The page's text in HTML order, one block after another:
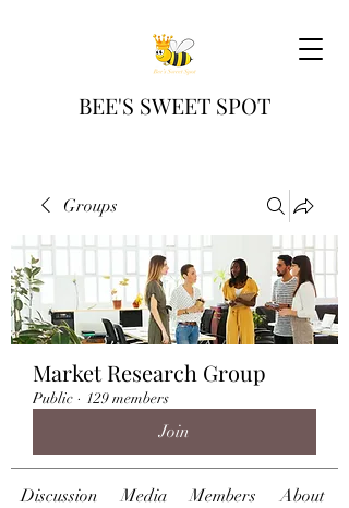
BEE'S SWEET SPOT
Groups
Market Research Group
Public · 129 members
Join
Discussion Media Members About